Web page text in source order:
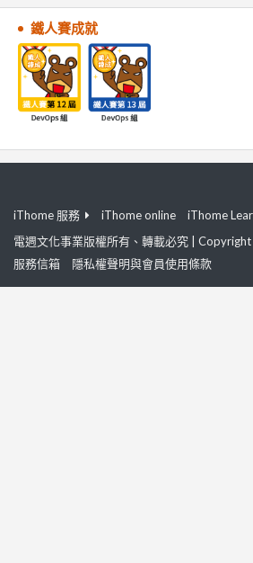
鐵人賽成就
iThome 服務 iThome online
iThome
電週文化事業版權所有、轉載必究 |
服務信箱
隱私權聲明與會員使用條款